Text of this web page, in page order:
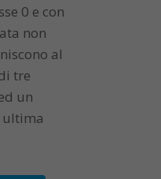
0 e con
non
al
tre
un
ultima